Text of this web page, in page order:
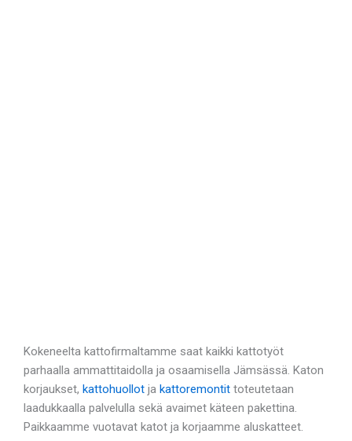
Kokeneelta kattofirmaltamme saat kaikki kattotyöt
parhaalla ammattitaidolla ja osaamisella Jämsässä. Katon
korjaukset, kattohuollot ja kattoremontit toteutetaan
laadukkaalla palvelulla sekä avaimet käteen pakettina.
Paikkaamme vuotavat katot ja korjaamme aluskatteet.